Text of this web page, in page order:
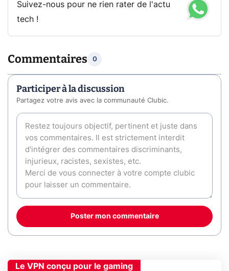
Suivez-nous pour ne rien rater de l'actu
tech !
Commentaires 0
Participer à la discussion
Partagez votre avis avec la communauté Clubic.
Poster mon commentaire
Le VPN conçu pour le gaming